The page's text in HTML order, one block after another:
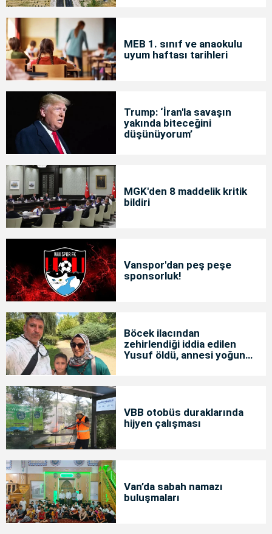
MEB 1. sınıf ve anaokulu
uyum haftası tarihleri
Trump: ‘İran'la savaşın
yakında biteceğini
düşünüyorum’
MGK'den 8 maddelik kritik
bildiri
Vanspor'dan peş peşe
sponsorluk!
Böcek ilacından
zehirlendiği iddia edilen
Yusuf öldü, annesi yoğun
VBB otobüs duraklarında
hijyen çalışması
Van’da sabah namazı
buluşmaları